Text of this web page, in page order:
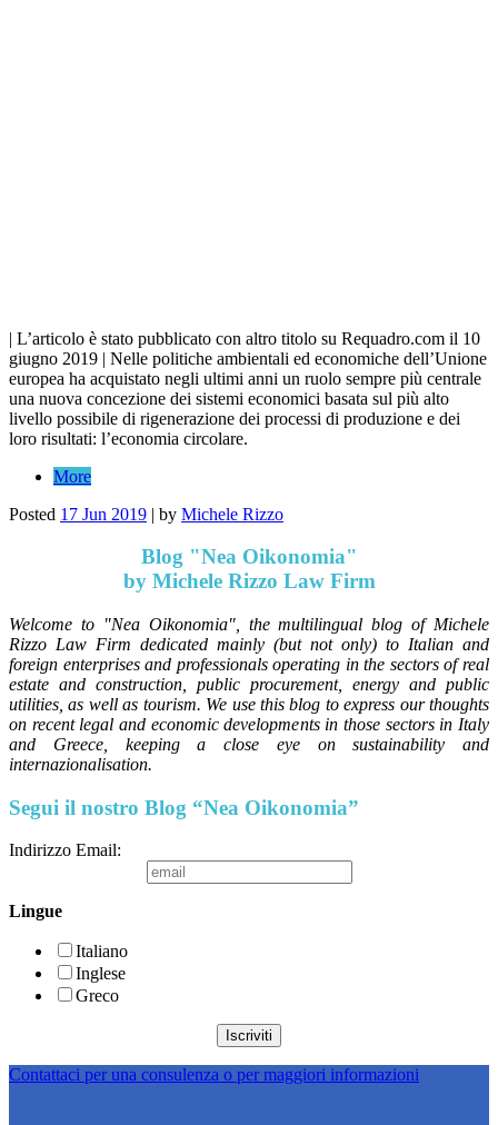
| L’articolo è stato pubblicato con altro titolo su Requadro.com il 10
giugno 2019 | Nelle politiche ambientali ed economiche dell’Unione
europea ha acquistato negli ultimi anni un ruolo sempre più centrale
una nuova concezione dei sistemi economici basata sul più alto
livello possibile di rigenerazione dei processi di produzione e dei
loro risultati: l’economia circolare.
More
Posted 17 Jun 2019 | by Michele Rizzo
Blog "Nea Oikonomia"
by Michele Rizzo Law Firm
Welcome to "Nea Oikonomia", the multilingual blog of Michele
Rizzo Law Firm dedicated mainly (but not only) to Italian and
foreign enterprises and professionals operating in the sectors of real
estate and construction, public procurement, energy and public
utilities, as well as tourism. We use this blog to express our thoughts
on recent legal and economic developments in those sectors in Italy
and Greece, keeping a close eye on sustainability and
internazionalisation.
Segui il nostro Blog “Nea Oikonomia”
Indirizzo Email:
Lingue
Italiano
Inglese
Greco
Contattaci per una consulenza o per maggiori informazioni